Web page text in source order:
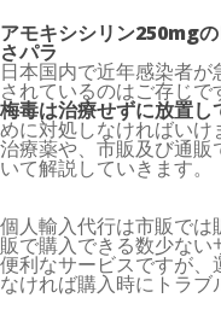
アモキシシリン250mg
さパラ
日本国内で近年感染者
されているのはご存じで
梅毒は治療せずに放置
めに対処しなければい
治療薬や、市販及び通
いて解説していきます。
個人輸入代行は市販では
販で購入できる数少な
便利なサービスですが
なければ購入時にトラブ